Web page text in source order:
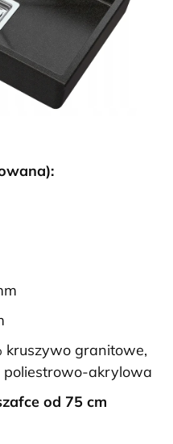
kruszywo granitowe,
akrylowa
od 75 cm